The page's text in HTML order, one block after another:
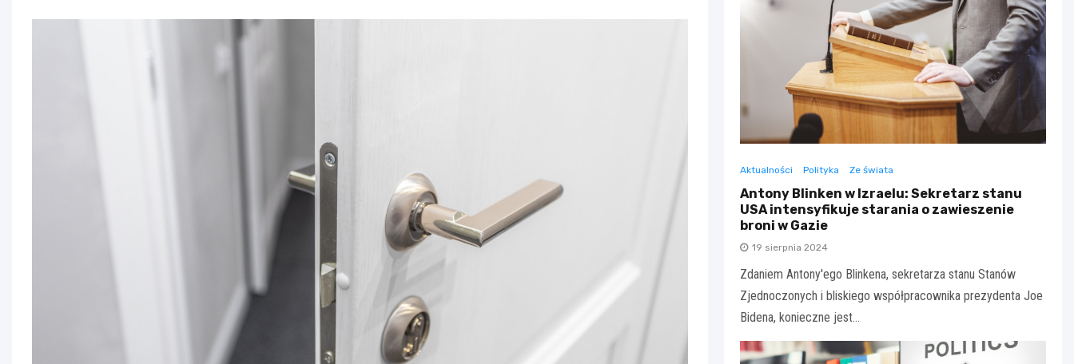
Aktualności Polityka Ze świata
Antony Blinken w Izraelu: Sekretarz stanu
USA intensyfikuje starania o zawieszenie
broni w Gazie
19 sierpnia 2024
Zdaniem Antony'ego Blinkena, sekretarza stanu Stanów
Zjednoczonych i bliskiego współpracownika prezydenta Joe
Bidena, konieczne jest…